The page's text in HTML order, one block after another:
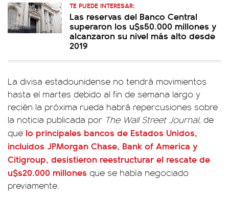
TE PUEDE INTERESAR:
Las reservas del Banco Central
superaron los u$s50.000 millones y
alcanzaron su nivel más alto desde
2019
La divisa estadounidense no tendrá movimientos
hasta el martes debido al fin de semana largo y
recién la próxima rueda habrá repercusiones sobre
la noticia publicada por The Wall Street Journal, de
que lo principales bancos de Estados Unidos,
incluidos JPMorgan Chase, Bank of America y
Citigroup, desistieron reestructurar el rescate de
u$s20.000 millones que se había negociado
previamente.